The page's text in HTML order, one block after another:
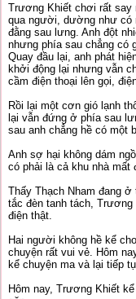
Trương Khiết chơi rất say
qua người, dường như có
đằng sau lưng. Anh đột
nhưng phía sau chẳng có
Quay đầu lại, anh phát
khởi động lại nhưng vẫn
cầm điện thoại lên gọi,
Rồi lại một cơn gió lạnh
lại vẫn đứng ở phía sau
sau anh chẳng hề có một
Anh sợ hại không dám
có phải là cả khu nhà mất
Thấy Thạch Nham đang
tắc đèn tanh tách,
điện thật.
Hai người không hề kể
chuyện rất vui vẻ. Hôm
kể chuyện ma và lại tiếp
Hôm nay, Trương Khiết